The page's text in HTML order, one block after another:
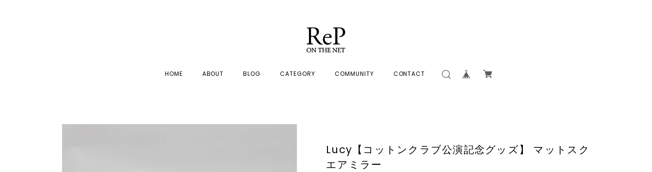
HOME ABOUT BLOG CATEGORY COMMUNITY CONTACT
Lucy【コットンクラブ公演記念グッズ】 マットスク
エアミラー